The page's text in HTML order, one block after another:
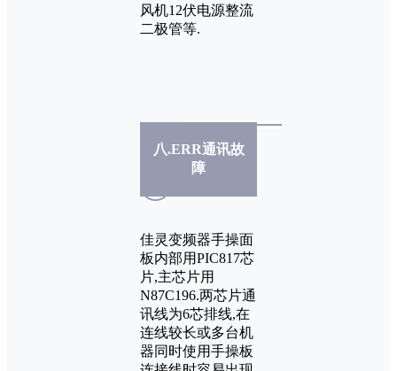
风机12伏电源整流
二极管等.
八.ERR通讯故
障
佳灵变频器手操面
板内部用PIC817芯
片,主芯片用
N87C196.两芯片通
讯线为6芯排线,在
连线较长或多台机
器同时使用手操板